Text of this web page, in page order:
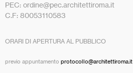
PEC: ordine@pec.architettiroma.it
C.F: 80053110583
ORARI DI APERTURA AL PUBBLICO
previo appuntamento protocollo@architettiroma.it